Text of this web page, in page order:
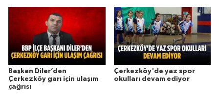
Başkan Diler’den
Çerkezköy garı için ulaşım
çağrısı
Çerkezköy'de yaz spor
okulları devam ediyor